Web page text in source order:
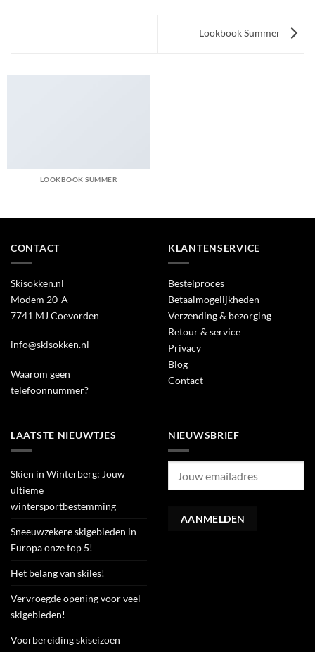
Lookbook Summer
LOOKBOOK SUMMER
CONTACT
Skisokken.nl
Modem 20-A
7741 MJ Coevorden
info@skisokken.nl
Waarom geen
telefoonnummer?
KLANTENSERVICE
Bestelproces
Betaalmogelijkheden
Verzending & bezorging
Retour & service
Privacy
Blog
Contact
LAATSTE NIEUWTJES
Skiën in Winterberg: Jouw
ultieme
wintersportbestemming
Sneeuwzekere skigebieden in
Europa onze top 5!
Het belang van skiles!
Vervroegde opening voor veel
skigebieden!
Voorbereiding skiseizoen
NIEUWSBRIEF